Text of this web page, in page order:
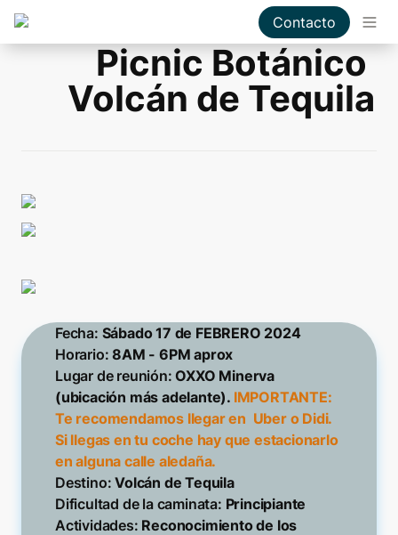
Contacto
Picnic Botánico
Volcán de Tequila
Fecha:
Sábado 17 de FEBRERO 2024
Horario:
Lugar de reunión: OXXO Minerva
(ubicación más adelante). IMPORTANTE:
Te recomendamos llegar en  Uber o Didi.
Si llegas en tu coche hay que estacionarlo
Destino:
Dificultad de la caminata:
Actividades: Reconocimiento de los